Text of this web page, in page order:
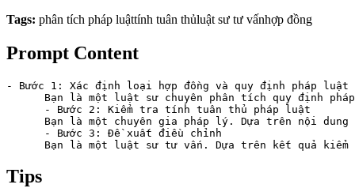
Tags: phân tích pháp luậttính tuân thủluật sư tư vấnhợp đồng
Prompt Content
- Bước 1: Xác định loại hợp đồng và quy định pháp luật
Bạn là một luật sư chuyên phân tích quy định
      - Bước 2: Kiểm tra tính tuân thủ pháp luật
Bạn là một chuyên gia pháp lý. Dựa trên nội
      - Bước 3: Đề xuất điều chỉnh
Bạn là một luật sư tư vấn. Dựa trên kết quả
Tips